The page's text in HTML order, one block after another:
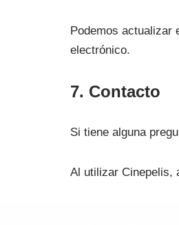
Podemos actualizar
electrónico.
7. Contacto
Si tiene alguna
Al utilizar Cinepelis,